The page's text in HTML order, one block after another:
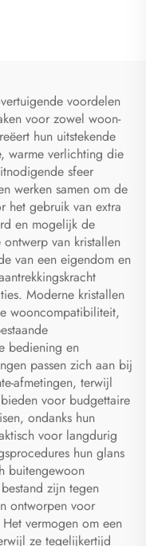
voordelen
voor zowel woon-
hun uitstekende
warme verlichting die
sfeer
werken samen om de
het gebruik van extra
en mogelijk de
van kristallen
van een eigendom en
Moderne kristallen
wooncompatibiliteit,
bediening en
passen zich aan bij
afmetingen, terwijl
voor budgettaire
ondanks hun
voor langdurig
hun glans
buitengewoon
zijn tegen
ontworpen voor
vermogen om een
ze tegelijkertijd